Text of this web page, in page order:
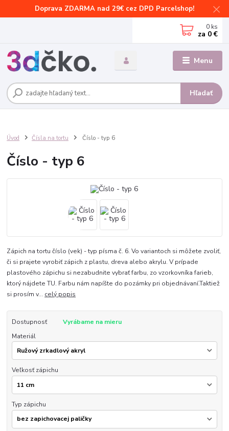
Doprava ZDARMA nad 29€ cez DPD Parcelshop!
Menu
Hľadať
0 ks
za 0 €
Úvod Čísla na tortu Číslo - typ 6
Číslo - typ 6
Zápich na tortu číslo (vek) - typ písma č. 6. Vo variantoch si môžete zvoliť,
či si prajete vyrobiť zápich z plastu, dreva alebo akrylu. V prípade
plastového zápichu si nezabudnite vybrať farbu, zo vzorkovníka farieb,
ktorý nájdete TU. Farbu nám napíšte do pozámky pri objednávaní.Taktiež
si prosím v... celý popis
Dostupnosť
Vyrábame na mieru
Materiál
Veľkosť zápichu
Typ zápichu